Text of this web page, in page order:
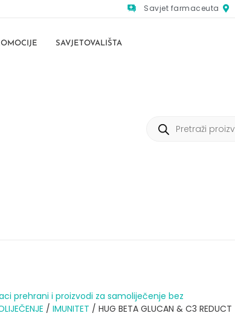
Savjet farmaceuta
SAVJETOVALIŠTA
prehrani i proizvodi za samoliječenje bez
/ IMUNITET / HUG BETA GLUCAN & C3 REDUCT